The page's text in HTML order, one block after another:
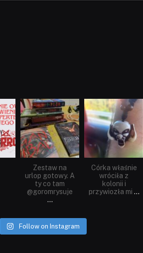
dobryhorror
Lip 31
Zestaw na
urlop gotowy. A
ty co tam
@goromrysuje
...
dobryhorror
Lip 14
Córka właśnie
wróciła z
kolonii i
przywiozła mi ...
Follow on Instagram